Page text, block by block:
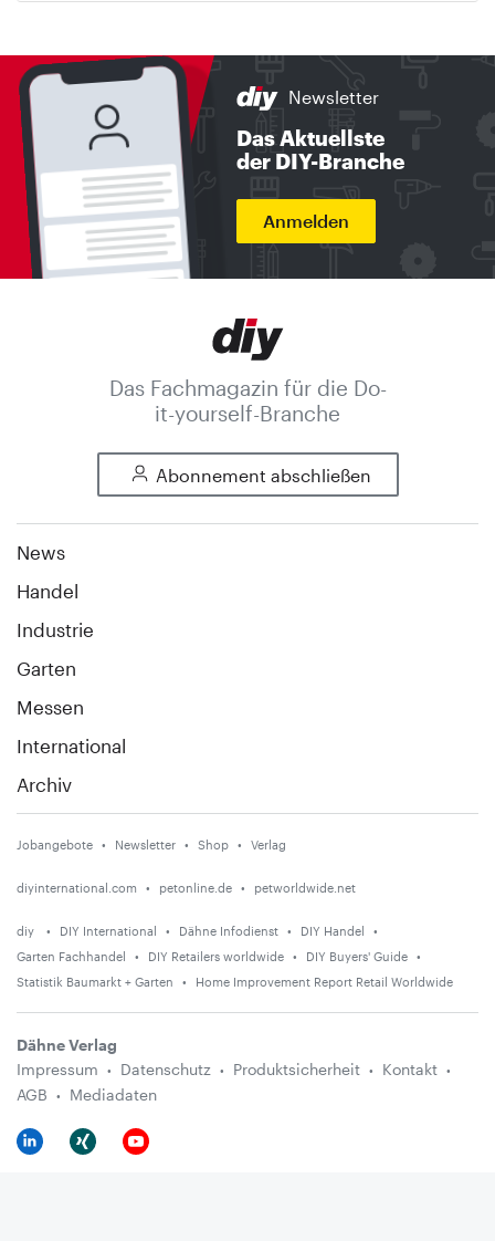
Newsletter
Das Aktuellste
der DIY-Branche
Anmelden
Das Fachmagazin für die Do-
it-yourself-Branche
Abonnement abschließen
News
Handel
Industrie
Garten
Messen
International
Archiv
Jobangebote Newsletter Shop Verlag
diyinternational.com petonline.de petworldwide.net
diy DIY International Dähne Infodienst
DIY Handel
Garten Fachhandel
DIY Retailers worldwide
DIY Buyers' Guide
Statistik Baumarkt + Garten
Home Improvement Report Retail Worldwide
Dähne Verlag
Impressum
Datenschutz Produktsicherheit
Kontakt
AGB
Mediadaten